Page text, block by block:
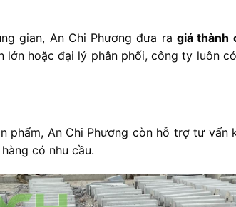
gian, An Chi Phươngđưa ra giáthành
lớn hoặcđại lý phân phối,côngty luôn có
phẩm, An Chi Phương còn hỗ trợtư vấn
hàng có nhu cầu.